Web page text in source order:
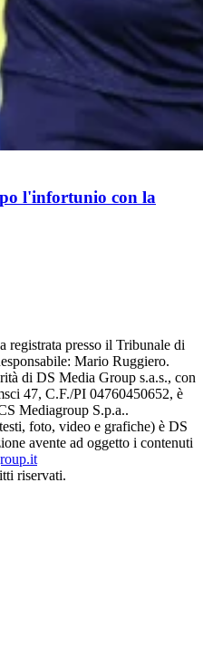
l'infortunio con la
registrata presso il Tribunale di
Mario Ruggiero.
di DS Media Group s.a.s., con
47, C.F./PI 04760450652, è
Mediagroup S.p.a..
foto, video e grafiche) è DS
avente ad oggetto i contenuti
riservati.